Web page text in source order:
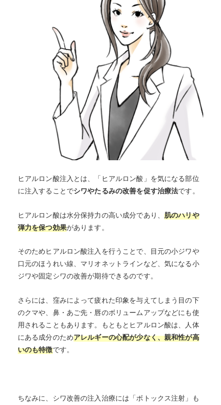
ヒアルロン酸注入とは、「ヒアルロン酸」を気になる部位
に注入することでシワやたるみの改善を促す治療法です。
ヒアルロン酸は水分保持力の高い成分であり、 肌のハリや
弾力を保つ効果があります。
そのためヒアルロン酸注入を行うことで、目元の小ジワや
口元のほうれい線、マリオネットラインなど、気になる小
ジワや固定シワの改善が期待できるのです。
さらには、窪みによって疲れた印象を与えてしまう目の下
のクマや、鼻・あご先・唇のボリュームアップなどにも使
用されることもあります。もともとヒアルロン酸は、人体
にある成分のためアレルギーの心配が少なく、親和性が高
いのも特徴です。
ちなみに、シワ改善の注入治療には「ボトックス注射」も